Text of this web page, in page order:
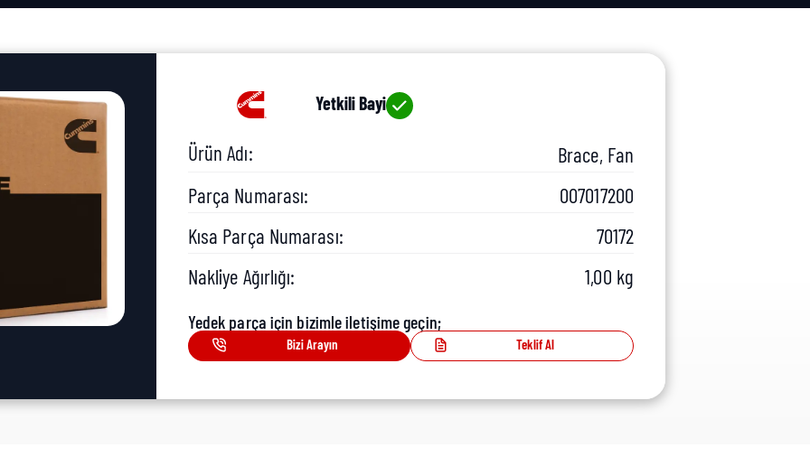
Yetkili Bayi
Ürün Adı:
Brace, Fan
Parça Numarası:
007017200
Kısa Parça Numarası:
70172
Nakliye Ağırlığı:
1,00 kg
Yedek parça için bizimle iletişime geçin;
Bizi Arayın Teklif Al